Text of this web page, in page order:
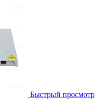
Быстрый просмотр